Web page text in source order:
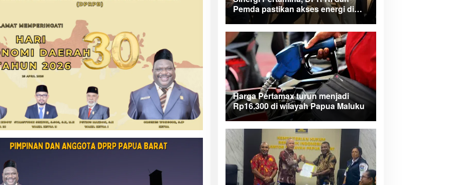
Pemda pastikan akses energi di
Teluk Bintuni
Harga Pertamax turun menjadi
Rp16.300 di wilayah Papua Maluku